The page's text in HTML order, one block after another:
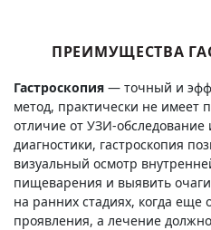
ПРЕИМУЩЕСТВА
Гастроскопия — точный и
метод, практически не имеет
отличие от УЗИ-обследование
диагностики, гастроскопия
визуальный осмотр
пищеварения и выявить очаги
на ранних стадиях, когда еще
проявления, а лечение